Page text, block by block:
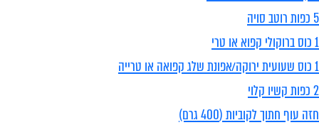
5 כפות רוטב סויה
1 כוס ברוקולי קפוא או טרי
1 כוס שעועית ירוקה/אפונת שלג קפואה או טרייה
2 כפות קשיו קלוי
חזה עוף חתוך לקוביות (400 גרם)